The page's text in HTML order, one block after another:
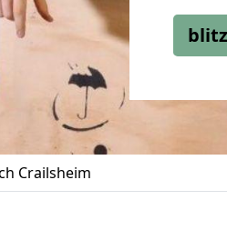
Crailsheim